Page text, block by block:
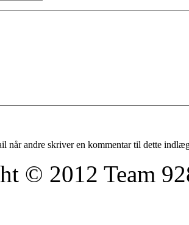
når andre skriver en kommentar til dette
© 2012 Team